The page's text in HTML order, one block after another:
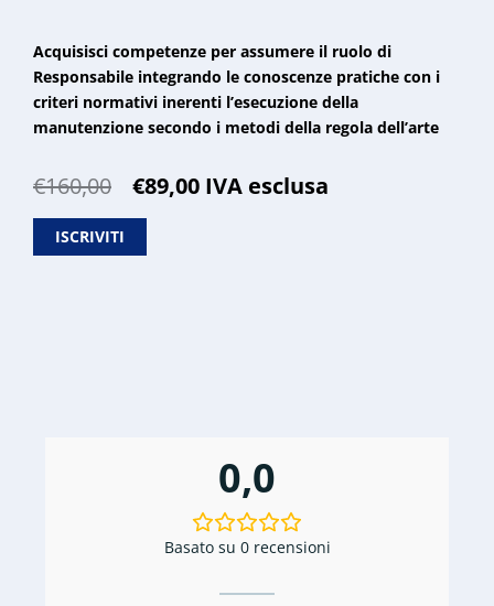
Acquisisci competenze per assumere il ruolo di
Responsabile integrando le conoscenze pratiche con i
criteri normativi inerenti l’esecuzione della
manutenzione secondo i metodi della regola dell’arte
€160,00
Il
era:
€89,00IlIVA esclusa
ISCRIVITI
0,0
Basato su 0 recensioni